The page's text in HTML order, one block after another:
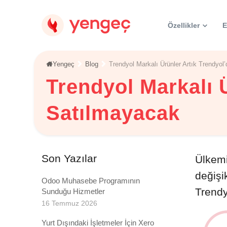
Özellikler
Mali işlemlerinizi
Pazaryeri
XML
Stok
Stok takibini ön
Faturalarınız
Kargo
Yengeç Blog Trendyol Markalı Ürünler Artık
Trendyol Markalı
Satılmayacak
Son Yazılar
Odoo Muhasebe Programının
Sunduğu Hizmetler
16 Temmuz 2026
Yurt Dışındaki İşletmeler İçin Xero